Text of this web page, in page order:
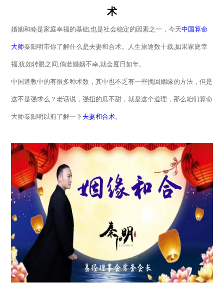
术
婚姻和睦是家庭幸福的基础,也是社会稳定的因素之一，今天中国算命
大师秦阳明带你了解什么是夫妻和合术。人生旅途数十载,如果家庭幸
福,犹如转眼之间,倘若婚姻不幸,就会度日如年。
中国道教中的有很多种术数，其中也不乏有一些挽回姻缘的方法，但是
这不是强求么？老话说，强扭的瓜不甜，就是这个道理，那么咱们算命
大师秦阳明以前了解一下夫妻和合术。